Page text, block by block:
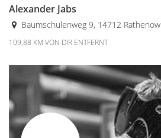
Alexander Jabs
Baumschulenweg 9, 14712 Rathenow
109,88 KM VON DIR ENTFERNT